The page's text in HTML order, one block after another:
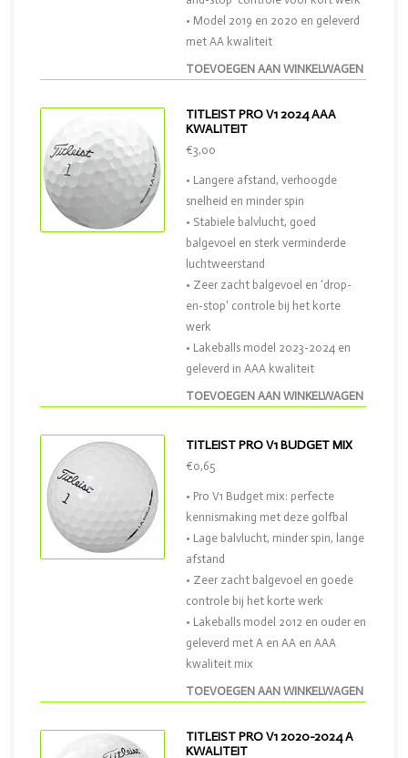
TOEVOEGEN AAN WINKELWAGEN
• Model 2019 en 2020 en geleverd
met AA kwaliteit
TITLEIST PRO V1 2024 AAA
KWALITEIT
TOEVOEGEN AAN WINKELWAGEN
€3,00
• Langere afstand, verhoogde
snelheid en minder spin
• Stabiele balvlucht, goed
balgevoel en sterk verminderde
luchtweerstand
• Zeer zacht balgevoel en 'drop-
en-stop' controle bij het korte
werk
• Lakeballs model 2023-2024 en
geleverd in AAA kwaliteit
TITLEIST PRO V1 BUDGET MIX
TOEVOEGEN AAN WINKELWAGEN
€0,65
• Pro V1 Budget mix: perfecte
kennismaking met deze golfbal
• Lage balvlucht, minder spin, lange
afstand
• Zeer zacht balgevoel en goede
controle bij het korte werk
• Lakeballs model 2012 en ouder en
geleverd met A en AA en AAA
kwaliteit mix
TITLEIST PRO V1 2020-2024 A
KWALITEIT